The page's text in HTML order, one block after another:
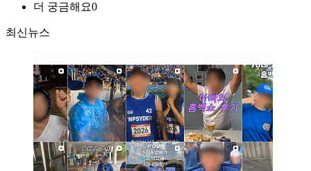
더 궁금해요0
최신뉴스